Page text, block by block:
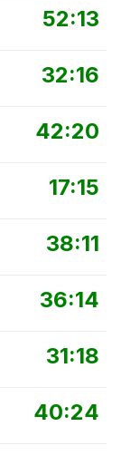
52:13
32:16
42:20
17:15
38:11
36:14
31:18
40:24